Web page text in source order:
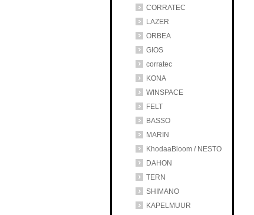
CORRATEC
LAZER
ORBEA
GIOS
corratec
KONA
WINSPACE
FELT
BASSO
MARIN
KhodaaBloom / NESTO
DAHON
TERN
SHIMANO
KAPELMUUR